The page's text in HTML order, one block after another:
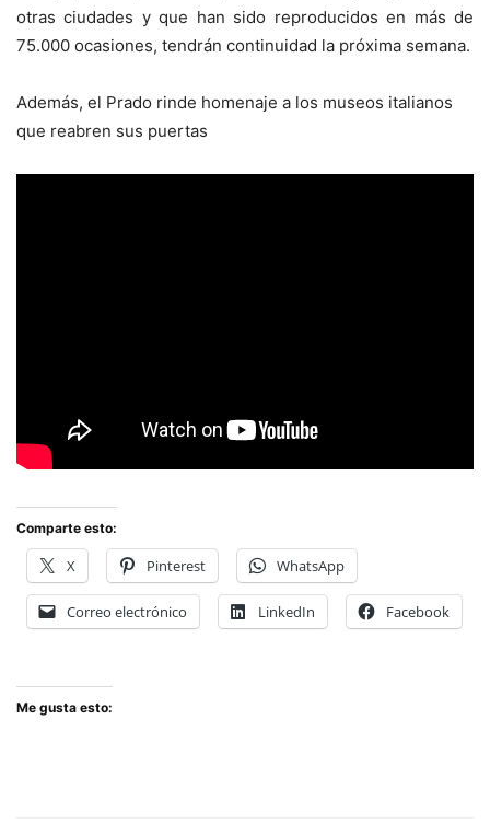
otras ciudades y que han sido reproducidos en más de
75.000 ocasiones, tendrán continuidad la próxima semana.
Además, el Prado rinde homenaje a los museos italianos
que reabren sus puertas
Comparte esto:
X Pinterest WhatsApp
Correo electrónico LinkedIn Facebook
Me gusta esto: